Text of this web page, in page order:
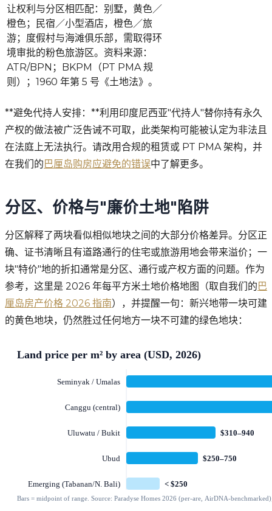
让权利与分区相匹配：别墅，黄色／
橙色；民宿／小型酒店，橙色／旅
游；度假村与海滩俱乐部，需取得环
境审批的粉色旅游区。资料来源：
ATR/BPN；BKPM（PT PMA 规
则）；1960 年第 5 号《土地法》。
**避免代持人安排：**利用印度尼西亚"代持人"替你持有永久
产权的做法被广泛告诫不可取，此类架构可能被认定为非法且
在法庭上无法执行。请改用合规的租赁或 PT PMA 架构，并
在我们的 巴厘岛购房应避免的错误中了解更多。
分区、价格与"廉价土地"陷阱
分区解释了两块看似相似地块之间的大部分价格差异。分区正
确、证书清晰且有道路通行的住宅或旅游用地会带来溢价；一
块"特价"地的折扣通常是分区、通行或产权方面的问题。作为
参考，这里是 2026 年每平方米土地价格地图（取自我们的 巴
厘岛房产价格 2026 指南），并提醒一句：新兴地带一块可建
的黄色地块，仍然胜过任何地方一块不可建的绿色地块：